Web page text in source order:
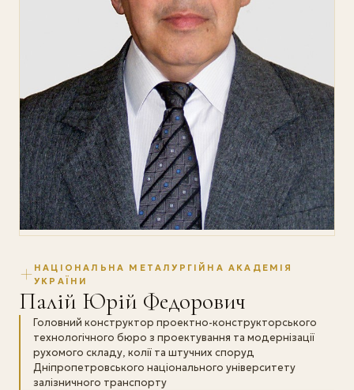
НАЦІОНАЛЬНА МЕТАЛУРГІЙНА АКАДЕМІЯ
УКРАЇНИ
Палій Юрій Федорович
Головний конструктор проектно-конструкторського
технологічного бюро з проектування та модернізації
рухомого складу, колії та штучних споруд
Дніпропетровського національного університету
залізничного транспорту